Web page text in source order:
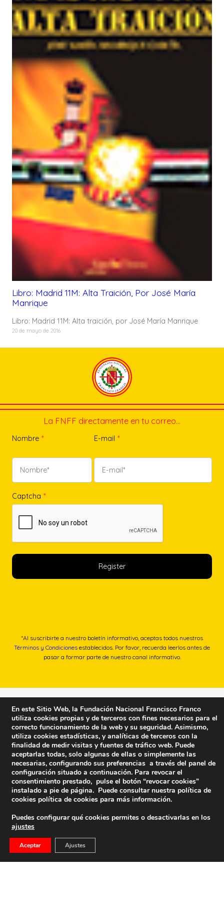
Libro: Madrid 11M: Alta Traición, Por José María
Manrique
Libro: Madrid 11M: Alta traición, por José María Manrique
20 de mayo de 2016
La FNFF directamente en tu correo…
Nombre * E-mail *
Captcha *
*Al suscribirte a nuestro boletín informativo, aceptas todos nuestros
Términos y Condiciones establecidos. Por favor, recuerda leerlos antes de
pasar a formar parte de nuestro canal informativo.
Calle Edgar Neville, 1 -1º Izq
(antes calle General Moscardó)
En este Sitio Web, la Fundación Nacional Francisco Franco
utiliza cookies propias y de terceros con fines necesarios para el
correcto funcionamiento de la web y su seguridad. Asimismo,
utiliza cookies estadísticas, y analíticas de terceros con la
finalidad de medir visitas y fuentes de tráfico web. Puede
aceptarlas todas, solo algunas de ellas o simplemente las
necesarias, configurando sus preferencias a través del panel de
configuración situado a continuación. Para revocar el
consentimiento prestado, pulse el botón “revocar cookies”
instalado a pie de página. Puede consultar nuestra política de
cookies política de cookies para más información.
Puedes configurar qué cookies permites o desactivarlas en los
ajustes
Aceptar Ajustes